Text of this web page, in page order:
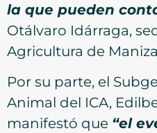
la que pueden
Otálvaro Idárraga,
Agricultura de
Por su parte, el
Animal del ICA,
manifestó que “el